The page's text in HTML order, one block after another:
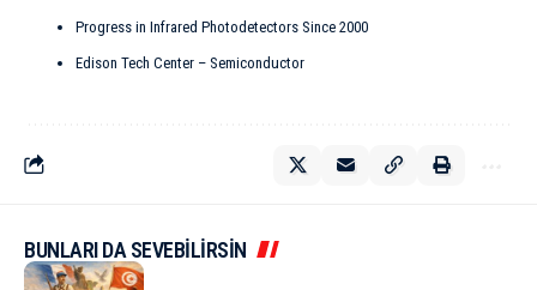
Progress in Infrared Photodetectors Since 2000
Edison Tech Center – Semiconductor
BUNLARI DA SEVEBİLİRSİN
KÜLTÜR